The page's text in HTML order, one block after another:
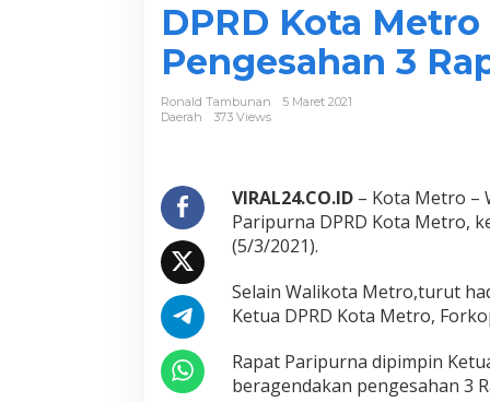
R
D
K
o
t
r
R
a
a
t
a
r
i
DPRD Kota
Pengesahan 3
Ronald Tambunan
5 Maret 2021
Daerah
373 Views
VIRAL24.CO.ID– Kota Metro –
Paripurna DPRD Kota Metro,
(5/3/2021).
Selain Walikota Metro,turut
Ketua DPRD Kota Metro,
Rapat Paripurna dipimpin
beragendakan pengesahan 3